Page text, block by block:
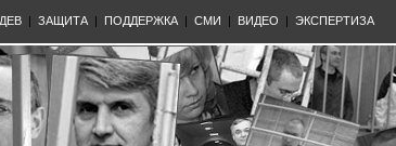
| ЗАЩИТА | ПОДДЕРЖКА | СМИ | ВИДЕО | ЭКСПЕРТИЗА